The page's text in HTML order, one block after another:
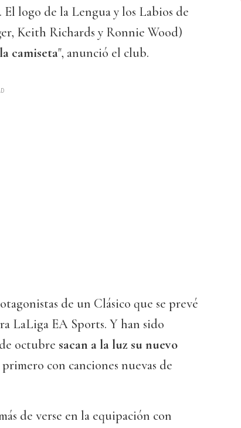
logo de la Lengua y los Labios de
Keith Richards y Ronnie Wood)
camiseta", anunció el club.
de un Clásico que se prevé
LaLiga EA Sports. Y han sido
octubre sacan a la luz su nuevo
primero con canciones nuevas de
de verse en la equipación con